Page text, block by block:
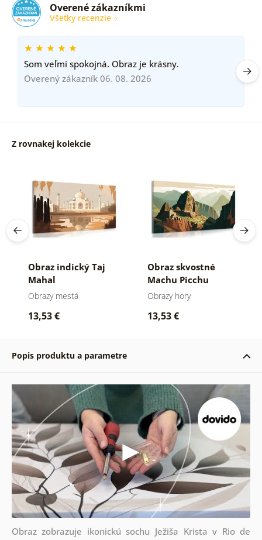
Overené zákazníkmi
Všetky recenzie
Som veľmi spokojná. Obraz je krásny.
Overený zákazník 06. 08. 2026
Z rovnakej kolekcie
Obraz indický Taj
Mahal
Obrazy mestá
13,53 €
Obraz skvostné
Machu Picchu
Obrazy hory
13,53 €
Popis produktu a parametre
Obraz zobrazuje ikonickú sochu Ježiša Krista v Rio de